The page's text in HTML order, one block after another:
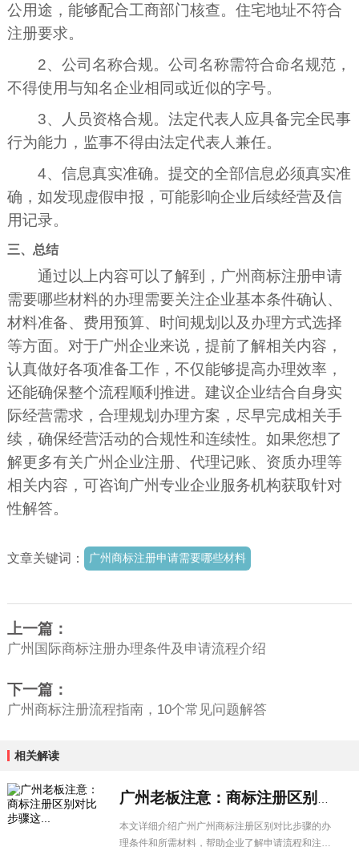
公用途，能够配合工商部门核查。住宅地址不符合
注册要求。
2、公司名称合规。公司名称需符合命名规范，
不得使用与知名企业相同或近似的字号。
3、人员资格合规。法定代表人应具备完全民事
行为能力，监事不得由法定代表人兼任。
4、信息真实准确。提交的全部信息必须真实准
确，如发现虚假申报，可能影响企业后续经营及信
用记录。
三、总结
通过以上内容可以了解到，广州商标注册申请
需要哪些材料的办理需要关注企业基本条件确认、
材料准备、费用预算、时间规划以及办理方式选择
等方面。对于广州企业来说，提前了解相关内容，
认真做好各项准备工作，不仅能够提高办理效率，
还能确保整个流程顺利推进。建议企业结合自身实
际经营需求，合理规划办理方案，尽早完成相关手
续，确保经营活动的合规性和连续性。如果您想了
解更多有关广州企业注册、代理记账、资质办理等
相关内容，可咨询广州专业企业服务机构获取针对
性解答。
文章关键词： 广州商标注册申请需要哪些材料
上一篇：
广州国际商标注册办理条件及申请流程介绍
下一篇：
广州商标注册流程指南，10个常见问题解答
相关解读
本文详细介绍广州广州商标注册区别对比步骤的办
理条件和所需材料，帮助企业了解申请流程和注意